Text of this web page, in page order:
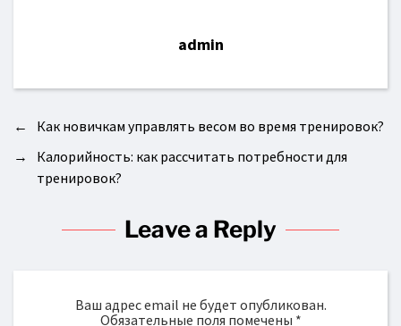
admin
←
Как новичкам управлять весом во время тренировок?
→
Калорийность: как рассчитать потребности для
тренировок?
Leave a Reply
Ваш адрес email не будет опубликован.
Обязательные поля помечены *